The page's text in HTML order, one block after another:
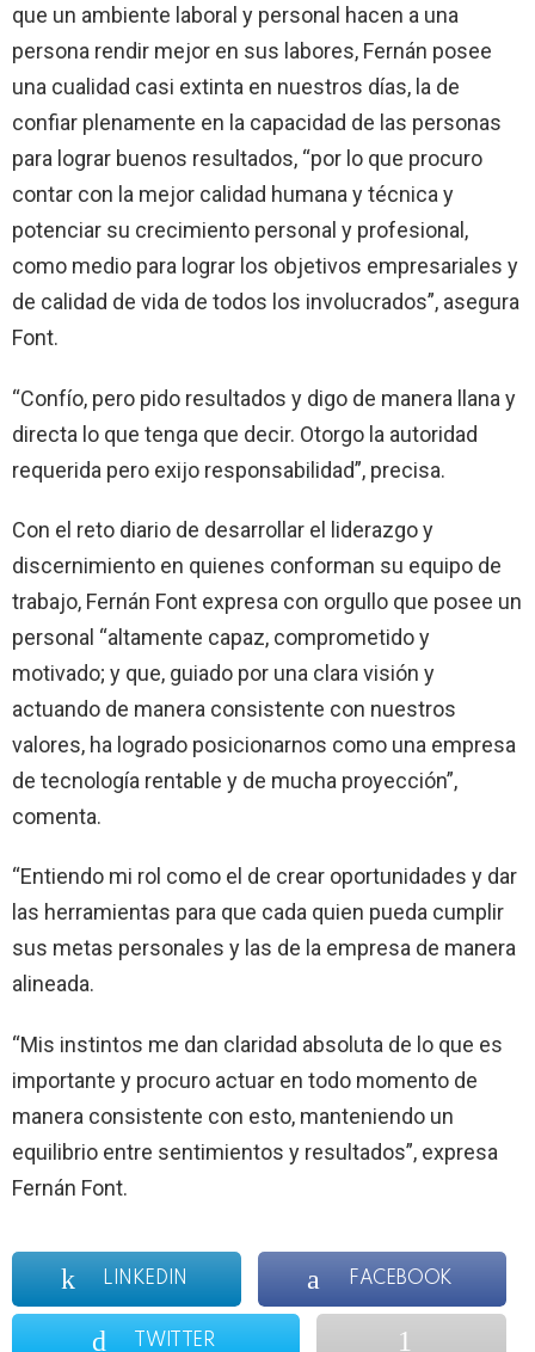
que un ambiente laboral y personal hacen a una
persona rendir mejor en sus labores, Fernán posee
una cualidad casi extinta en nuestros días, la de
confiar plenamente en la capacidad de las personas
para lograr buenos resultados, “por lo que procuro
contar con la mejor calidad humana y técnica y
potenciar su crecimiento personal y profesional,
como medio para lograr los objetivos empresariales y
de calidad de vida de todos los involucrados”, asegura
Font.
“Confío, pero pido resultados y digo de manera llana y
directa lo que tenga que decir. Otorgo la autoridad
requerida pero exijo responsabilidad”, precisa.
Con el reto diario de desarrollar el liderazgo y
discernimiento en quienes conforman su equipo de
trabajo, Fernán Font expresa con orgullo que posee un
personal “altamente capaz, comprometido y
motivado; y que, guiado por una clara visión y
actuando de manera consistente con nuestros
valores, ha logrado posicionarnos como una empresa
de tecnología rentable y de mucha proyección”,
comenta.
“Entiendo mi rol como el de crear oportunidades y dar
las herramientas para que cada quien pueda cumplir
sus metas personales y las de la empresa de manera
alineada.
“Mis instintos me dan claridad absoluta de lo que es
importante y procuro actuar en todo momento de
manera consistente con esto, manteniendo un
equilibrio entre sentimientos y resultados”, expresa
Fernán Font.
LINKEDIN FACEBOOK
TWITTER